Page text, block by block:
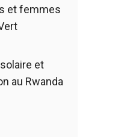
et femmes
et
au Rwanda